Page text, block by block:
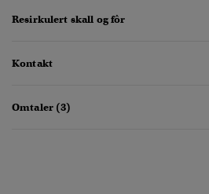
Resirkulert skall og fôr
Kontakt
Omtaler (3)